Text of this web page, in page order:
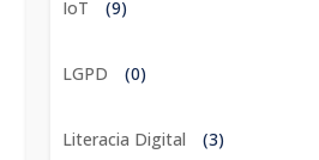
IoT (9)
LGPD (0)
Literacia Digital (3)